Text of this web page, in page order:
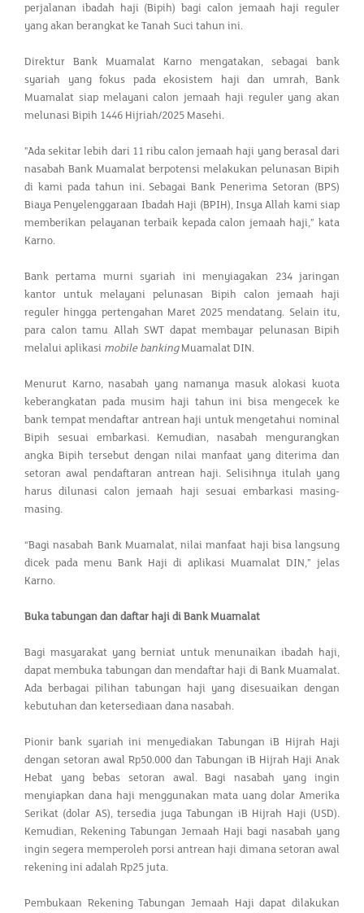
perjalanan ibadah haji (Bipih) bagi calon jemaah haji reguler
yang akan berangkat ke Tanah Suci tahun ini.
Direktur Bank Muamalat Karno mengatakan, sebagai bank
syariah yang fokus pada ekosistem haji dan umrah, Bank
Muamalat siap melayani calon jemaah haji reguler yang akan
melunasi Bipih 1446 Hijriah/2025 Masehi.
"Ada sekitar lebih dari 11 ribu calon jemaah haji yang berasal dari
nasabah Bank Muamalat berpotensi melakukan pelunasan Bipih
di kami pada tahun ini. Sebagai Bank Penerima Setoran (BPS)
Biaya Penyelenggaraan Ibadah Haji (BPIH), Insya Allah kami siap
memberikan pelayanan terbaik kepada calon jemaah haji,” kata
Karno.
Bank pertama murni syariah ini menyiagakan 234 jaringan
kantor untuk melayani pelunasan Bipih calon jemaah haji
reguler hingga pertengahan Maret 2025 mendatang. Selain itu,
para calon tamu Allah SWT dapat membayar pelunasan Bipih
melalui aplikasi mobile bankingMuamalat DIN.
Menurut Karno, nasabah yang namanya masuk alokasi kuota
keberangkatan pada musim haji tahun ini bisa mengecek ke
bank tempat mendaftar antrean haji untuk mengetahui nominal
Bipih sesuai embarkasi. Kemudian, nasabah mengurangkan
angka Bipih tersebut dengan nilai manfaat yang diterima dan
setoran awal pendaftaran antrean haji. Selisihnya itulah yang
harus dilunasi calon jemaah haji sesuai embarkasi masing-
masing.
“Bagi nasabah Bank Muamalat, nilai manfaat haji bisa langsung
dicek pada menu Bank Haji di aplikasi Muamalat DIN,” jelas
Karno.
Buka tabungan dan daftar haji di Bank Muamalat
Bagi masyarakat yang berniat untuk menunaikan ibadah haji,
dapat membuka tabungan dan mendaftar haji di Bank Muamalat.
Ada berbagai pilihan tabungan haji yang disesuaikan dengan
kebutuhan dan ketersediaan dana nasabah.
Pionir bank syariah ini menyediakan Tabungan iB Hijrah Haji
dengan setoran awal Rp50.000 dan Tabungan iB Hijrah Haji Anak
Hebat yang bebas setoran awal. Bagi nasabah yang ingin
menyiapkan dana haji menggunakan mata uang dolar Amerika
Serikat (dolar AS), tersedia juga Tabungan iB Hijrah Haji (USD).
Kemudian, Rekening Tabungan Jemaah Haji bagi nasabah yang
ingin segera memperoleh porsi antrean haji dimana setoran awal
rekening ini adalah Rp25 juta.
Pembukaan Rekening Tabungan Jemaah Haji dapat dilakukan